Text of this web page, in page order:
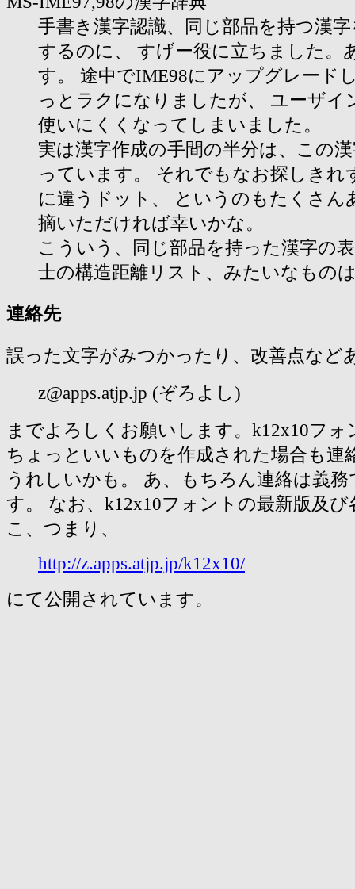
手書き漢字認識、同じ部品を持つ漢
するのに、 すげー役に立ちました。
す。 途中でIME98にアップグレード
っとラクになりましたが、 ユーザイ
使いにくくなってしまいました。
実は漢字作成の手間の半分は、この
っています。 それでもなお探しきれ
に違うドット、 というのもたくさん
摘いただければ幸いかな。
こういう、同じ部品を持った漢字の
士の構造距離リスト、みたいなもの
連絡先
誤った文字がみつかったり、改善点など
z@apps.atjp.jp (ぞろよし)
までよろしくお願いします。k12x10フ
ちょっといいものを作成された場合も連
うれしいかも。 あ、もちろん連絡は義
す。 なお、k12x10フォントの最新版及び
こ、つまり、
http://z.apps.atjp.jp/k12x10/
にて公開されています。